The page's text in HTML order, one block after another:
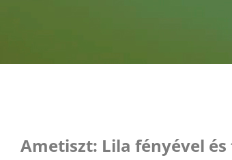
Ametiszt: Lila fényével